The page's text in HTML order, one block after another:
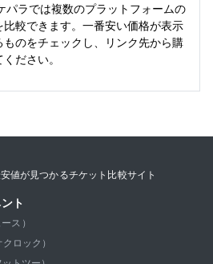
パラでは複数のプラットフォームの
比較できます。一番安い価格が表示
ものをチェックし、リンク先から購
ださい。
値が見つかるチケット比較サイト
ト
ス）
ロック）